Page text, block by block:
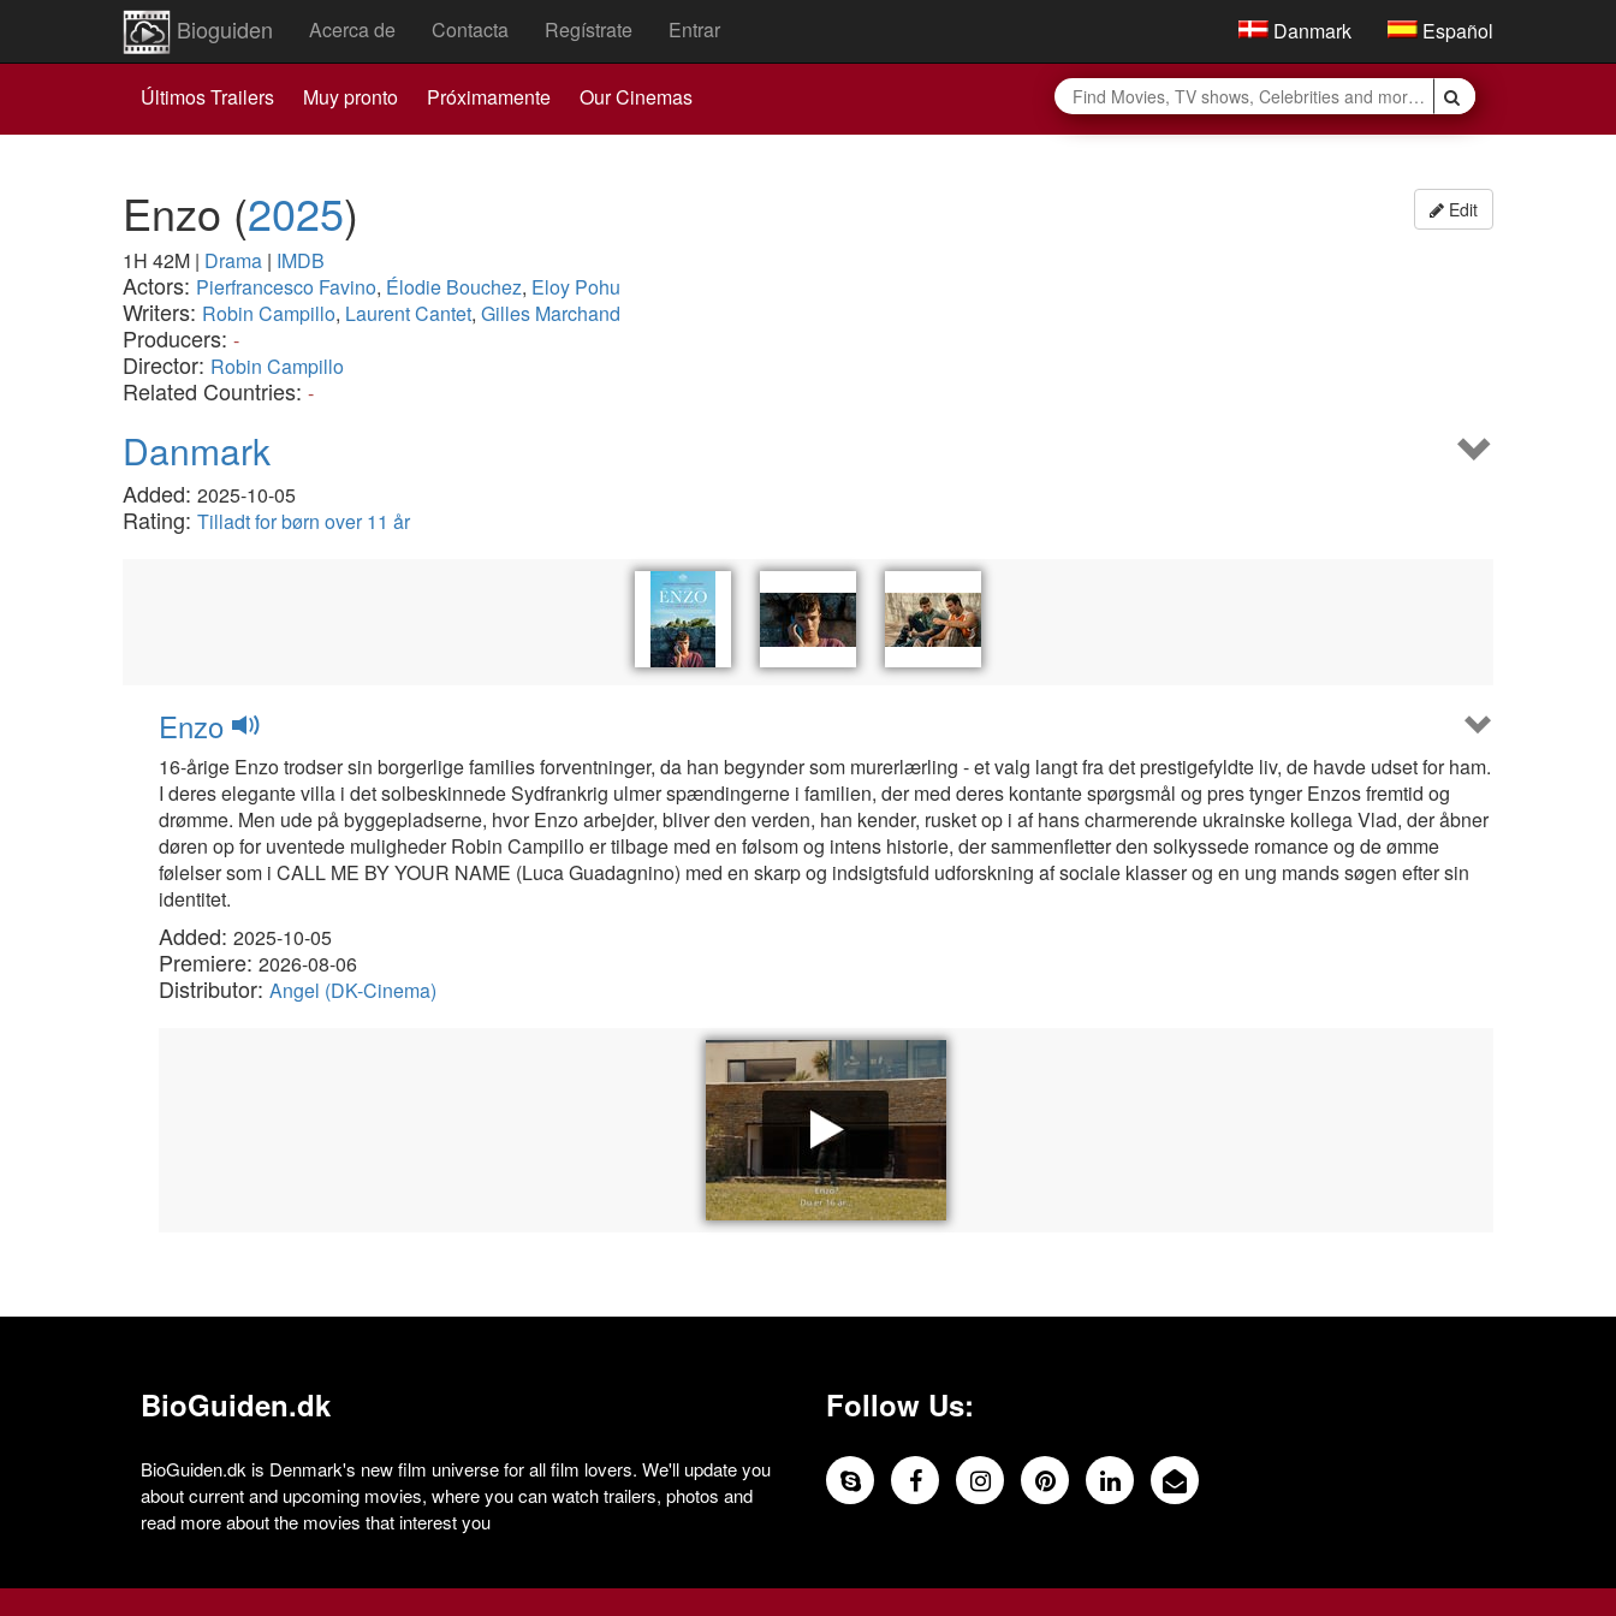
Bioguiden Acerca de Contacta Regístrate Entrar Danmark Español
Últimos Trailers Muy pronto Próximamente Our Cinemas
Edit
Enzo (2025)
1H 42M | Drama | IMDB
Actors: Pierfrancesco Favino, Élodie Bouchez, Eloy Pohu
Writers: Robin Campillo, Laurent Cantet, Gilles Marchand
Producers: -
Director: Robin Campillo
Related Countries: -
Danmark
Added: 2025-10-05
Rating: Tilladt for børn over 11 år
Enzo
16-årige Enzo trodser sin borgerlige families forventninger, da han begynder som murerlærling - et valg langt fra det prestigefyldte liv, de havde udset for ham.
I deres elegante villa i det solbeskinnede Sydfrankrig ulmer spændingerne i familien, der med deres kontante spørgsmål og pres tynger Enzos fremtid og
drømme. Men ude på byggepladserne, hvor Enzo arbejder, bliver den verden, han kender, rusket op i af hans charmerende ukrainske kollega Vlad, der åbner
døren op for uventede muligheder Robin Campillo er tilbage med en følsom og intens historie, der sammenfletter den solkyssede romance og de ømme
følelser som i CALL ME BY YOUR NAME (Luca Guadagnino) med en skarp og indsigtsfuld udforskning af sociale klasser og en ung mands søgen efter sin
identitet.
Added: 2025-10-05
Premiere: 2026-08-06
Distributor: Angel (DK-Cinema)
BioGuiden.dk
BioGuiden.dk is Denmark's new film universe for all film lovers. We'll update you
about current and upcoming movies, where you can watch trailers, photos and
read more about the movies that interest you
Follow Us: